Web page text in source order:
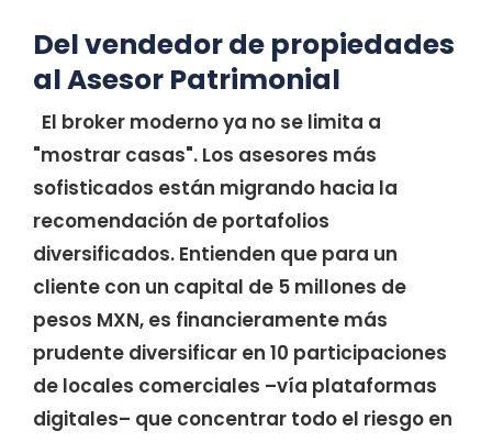
Del vendedor de propiedades
al Asesor Patrimonial
El broker moderno ya no se limita a
"mostrar casas". Los asesores más
sofisticados están migrando hacia la
recomendación de portafolios
diversificados. Entienden que para un
cliente con un capital de 5 millones de
pesos MXN, es financieramente más
prudente diversificar en 10 participaciones
de locales comerciales –vía plataformas
digitales– que concentrar todo el riesgo en